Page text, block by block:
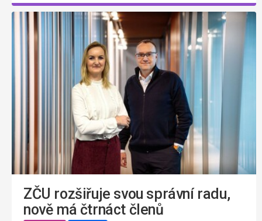
ZČU rozšiřuje svou správní radu,
nově má čtrnáct členů